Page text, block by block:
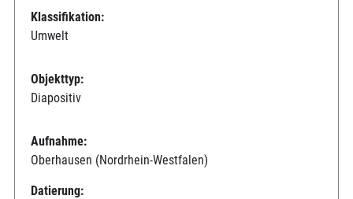
Klassifikation:
Umwelt
Objekttyp:
Diapositiv
Aufnahme:
Oberhausen (Nordrhein-Westfalen)
Datierung: